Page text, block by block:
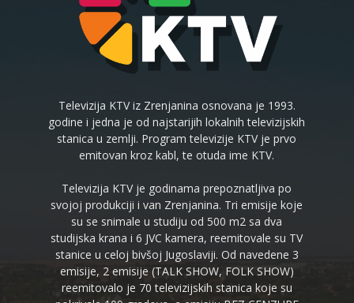
Televizija KTV iz Zrenjanina osnovana je 1993.
godine i jedna je od najstarijih lokalnih televizijskih
stanica u zemlji. Program televizije KTV je prvo
emitovan kroz kabl, te otuda ime KTV.
Televizija KTV je godinama prepoznatljiva po
svojoj produkciji i van Zrenjanina. Tri emisije koje
su se snimale u studiju od 500 m2 sa dva
studijska krana i 6 JVC kamera, reemitovale su TV
stanice u celoj bivšoj Jugoslaviji. Od navedene 3
emisije, 2 emisije (TALK SHOW, FOLK SHOW)
reemitovalo je 70 televizijskih stanica koje su